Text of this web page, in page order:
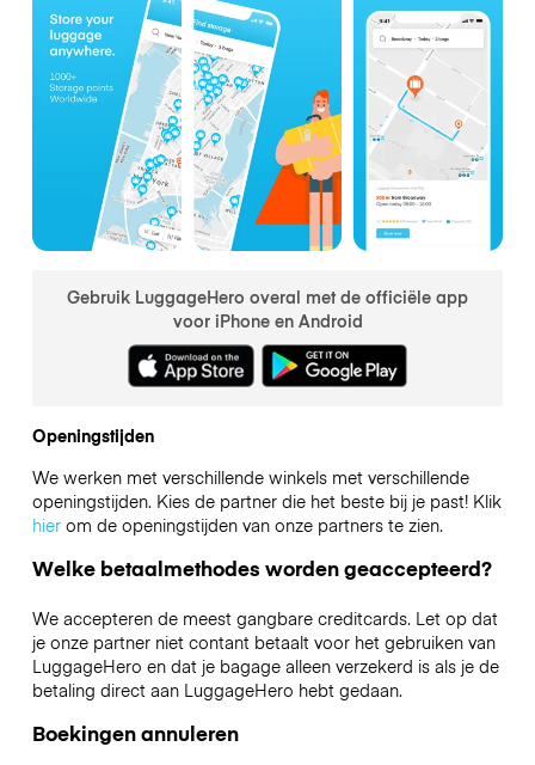
Gebruik LuggageHero overal met de officiële app
voor iPhone en Android
Openingstijden
We werken met verschillende winkels met verschillende
openingstijden. Kies de partner die het beste bij je past! Klik
hierom de openingstijden van onze partners te zien.
Welke betaalmethodes worden geaccepteerd?
We accepteren de meest gangbare creditcards. Let op dat
je onze partner niet contant betaalt voor het gebruiken van
LuggageHero en dat je bagage alleen verzekerd is als je de
betaling direct aan LuggageHero hebt gedaan.
Boekingen annuleren